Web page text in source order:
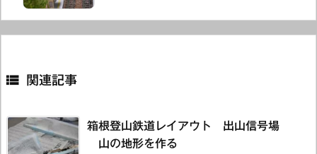
 関連記事
箱根登山鉄道レイアウト 出山信号場
山の地形を作る